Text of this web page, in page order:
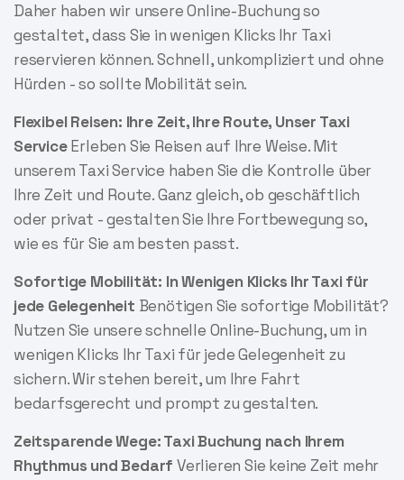
Daher haben wir unsere Online-Buchung so
gestaltet, dass Sie in wenigen Klicks Ihr Taxi
reservieren können. Schnell, unkompliziert und ohne
Hürden - so sollte Mobilität sein.
Flexibel Reisen: Ihre Zeit, Ihre Route, Unser Taxi
ServiceErleben Sie Reisen auf Ihre Weise. Mit
unserem Taxi Service haben Sie die Kontrolle über
Ihre Zeit und Route. Ganz gleich, ob geschäftlich
oder privat - gestalten Sie Ihre Fortbewegung so,
wie es für Sie am besten passt.
Sofortige Mobilität: In Wenigen Klicks Ihr Taxi für
jede Gelegenheit Benötigen Sie sofortige Mobilität?
Nutzen Sie unsere schnelle Online-Buchung, um in
wenigen Klicks Ihr Taxi für jede Gelegenheit zu
sichern. Wir stehen bereit, um Ihre Fahrt
bedarfsgerecht und prompt zu gestalten.
Zeitsparende Wege: Taxi Buchung nach Ihrem
Rhythmus und Bedarf Verlieren Sie keine Zeit mehr